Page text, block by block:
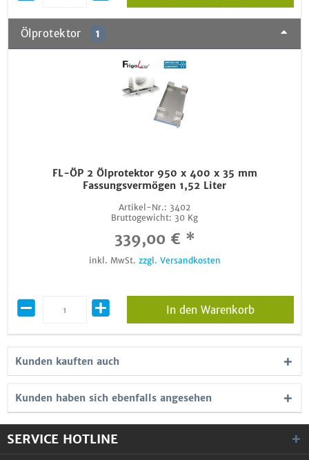
Ölprotektor 1
FL-ÖP 2 Ölprotektor 950 x 400 x 35 mm
Fassungsvermögen 1,52 Liter
Artikel-Nr.: 3402
Bruttogewicht: 30 Kg
339,00 € *
inkl. MwSt. zzgl. Versandkosten
In den Warenkorb
Kunden kauften auch
Kunden haben sich ebenfalls angesehen
SERVICE HOTLINE